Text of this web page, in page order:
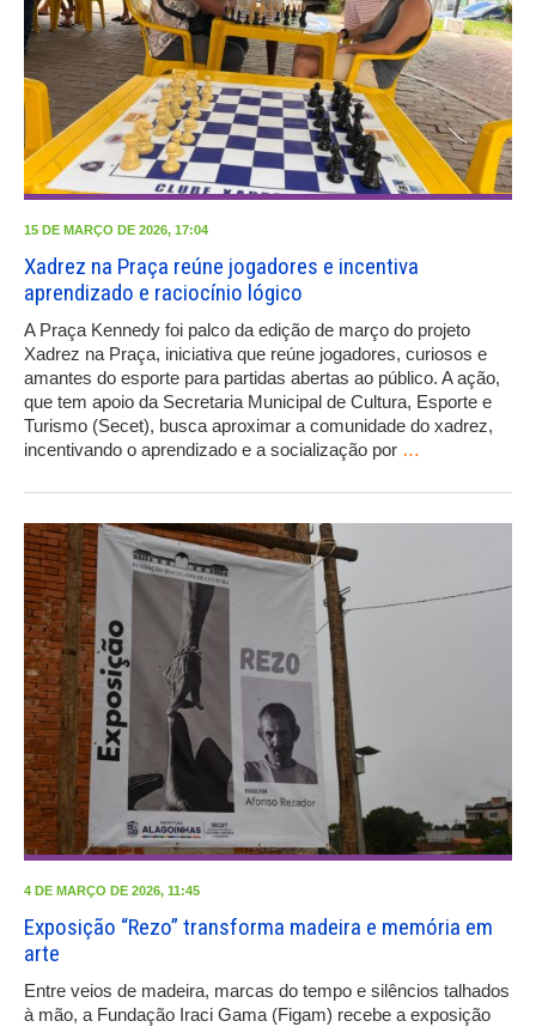
15 DE MARÇO DE 2026, 17:04
Xadrez na Praça reúne jogadores e incentiva
aprendizado e raciocínio lógico
A Praça Kennedy foi palco da edição de março do projeto
Xadrez na Praça, iniciativa que reúne jogadores, curiosos e
amantes do esporte para partidas abertas ao público. A ação,
que tem apoio da Secretaria Municipal de Cultura, Esporte e
Turismo (Secet), busca aproximar a comunidade do xadrez,
incentivando o aprendizado e a socialização por …
4 DE MARÇO DE 2026, 11:45
Exposição “Rezo” transforma madeira e memória em
arte
Entre veios de madeira, marcas do tempo e silêncios talhados
à mão, a Fundação Iraci Gama (Figam) recebe a exposição